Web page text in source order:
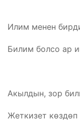
Илим менен
Билим болсо ар
Акылдын, зор
Жеткизет көздөп